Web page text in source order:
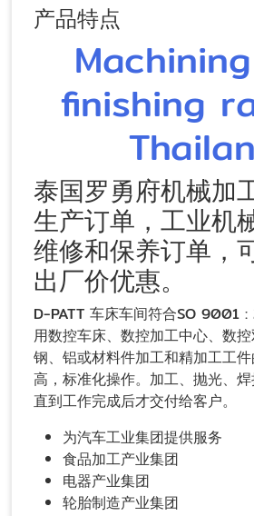
产品特点
finishing
泰国罗勇府机械加
生产订单，工业机
维修和保养订单，
出厂价优惠。
D-PATT 车床车间符合SO 9001
用数控车床、数控加工中心、数
钢、铝或材料件加工和精加工工
高，标准化操作。加工、抛光、
直到工作完成后才交付给客户。
为汽车工业集团提供服务
食品加工产业集团
电器产业集团
轮胎制造产业集团